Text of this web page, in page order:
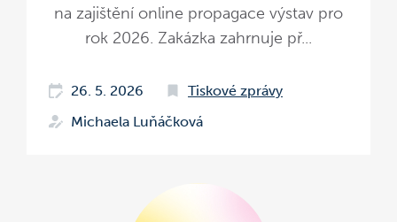
na zajištění online propagace výstav pro
rok 2026. Zakázka zahrnuje př...
26. 5. 2026
Tiskové zprávy
Michaela Luňáčková